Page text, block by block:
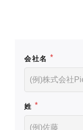
会社名 *
姓 *